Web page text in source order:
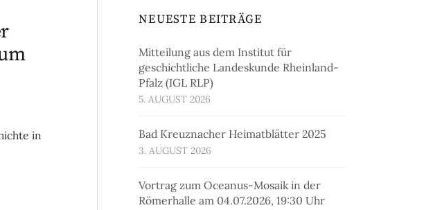
in
NEUESTE BEITRÄGE
Mitteilung aus dem Institut für
geschichtliche Landeskunde Rheinland-
Pfalz (IGL RLP)
5. AUGUST 2026
Bad Kreuznacher Heimatblätter 2025
3. AUGUST 2026
Vortrag zum Oceanus-Mosaik in der
Römerhalle am 04.07.2026, 19:30 Uhr